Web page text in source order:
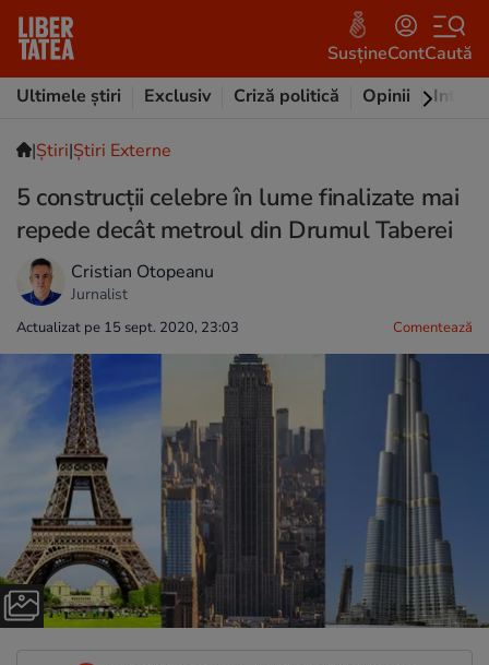
SusțineContCaută
Ultimele știri
Exclusiv Criză politică Opinii
|Ştiri|Știri Externe
5 construcții celebre în lume finalizate mai
repede decât metroul din Drumul Taberei
Cristian Otopeanu
Jurnalist
Actualizat pe 15 sept. 2020, 23:03 Comentează